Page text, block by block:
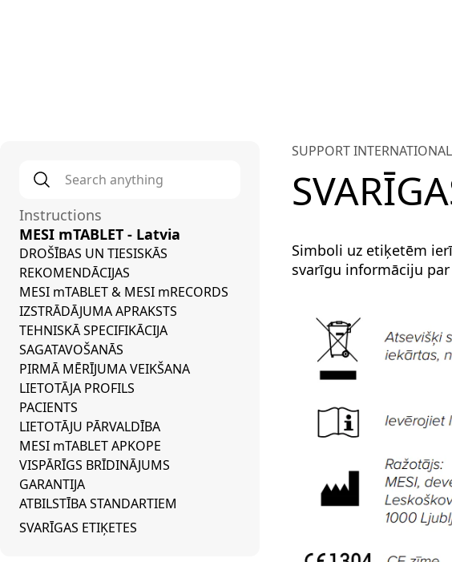
Instructions
MESI mTABLET - Latvia
DROŠĪBAS UN TIESISKĀS
REKOMENDĀCIJAS
MESI mTABLET & MESI mRECORDS
IZSTRĀDĀJUMA APRAKSTS
TEHNISKĀ SPECIFIKĀCIJA
SAGATAVOŠANĀS
PIRMĀ MĒRĪJUMA VEIKŠANA
LIETOTĀJA PROFILS
PACIENTS
LIETOTĀJU PĀRVALDĪBA
MESI mTABLET APKOPE
VISPĀRĪGS BRĪDINĀJUMS
GARANTIJA
ATBILSTĪBA STANDARTIEM
SVARĪGAS ETIĶETES
SUPPORT INTERNATIONAL
Simboli uz etiķetēm
svarīgu informāciju